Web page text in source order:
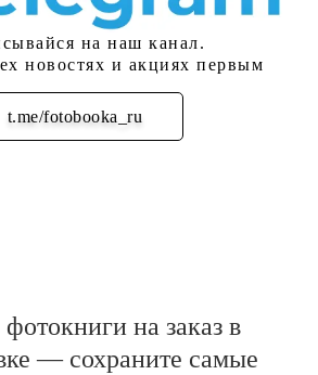
на наш канал.
новостях и акциях первым
t.me/fotobooka_ru
Подписаться
на заказ в
— сохраните самые